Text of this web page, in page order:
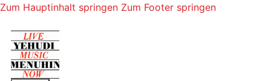
Zum Hauptinhalt springen Zum Footer springen